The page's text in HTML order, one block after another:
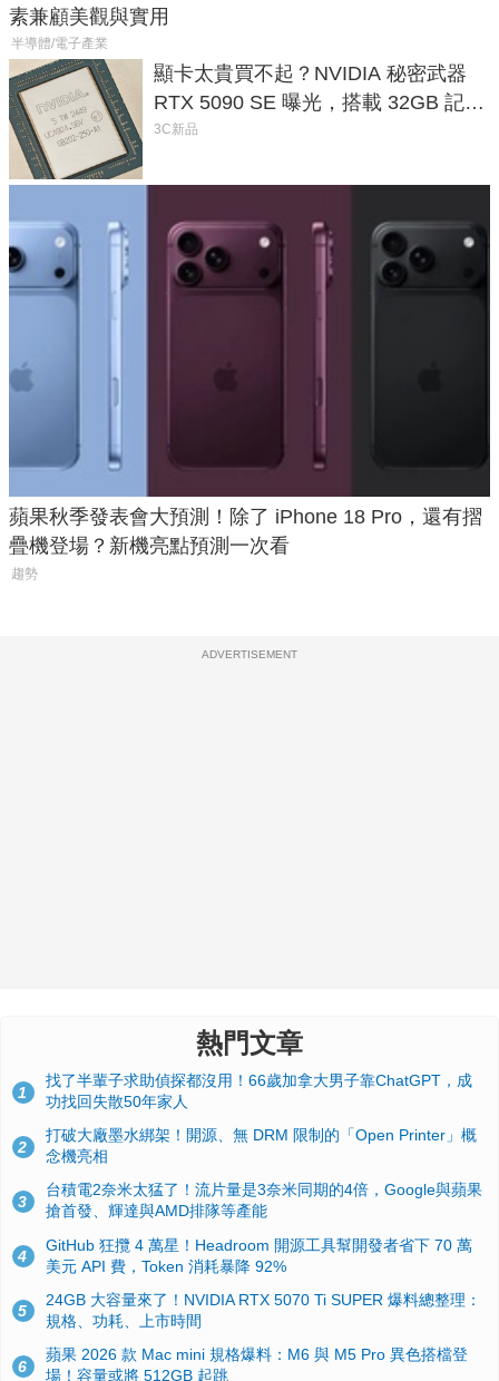
素兼顧美觀與實用
半導體/電子產業
顯卡太貴買不起？NVIDIA 秘密武器
RTX 5090 SE 曝光，搭載 32GB 記憶
體
3C新品
蘋果秋季發表會大預測！除了 iPhone 18 Pro，還有摺
疊機登場？新機亮點預測一次看
趨勢
ADVERTISEMENT
熱門文章
1
找了半輩子求助偵探都沒用！66歲加拿大男子靠ChatGPT，成
功找回失散50年家人
2
打破大廠墨水綁架！開源、無 DRM 限制的「Open Printer」概
念機亮相
3
台積電2奈米太猛了！流片量是3奈米同期的4倍，Google與蘋果
搶首發、輝達與AMD排隊等產能
4
GitHub 狂攬 4 萬星！Headroom 開源工具幫開發者省下 70 萬
美元 API 費，Token 消耗暴降 92%
5
24GB 大容量來了！NVIDIA RTX 5070 Ti SUPER 爆料總整理：
規格、功耗、上市時間
6
蘋果 2026 款 Mac mini 規格爆料：M6 與 M5 Pro 異色搭檔登
場！容量或將 512GB 起跳